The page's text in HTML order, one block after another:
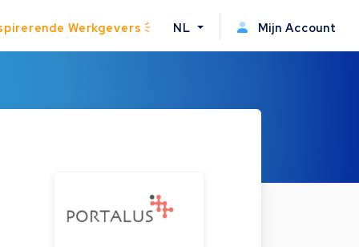
Werkgevers NL Mijn Account